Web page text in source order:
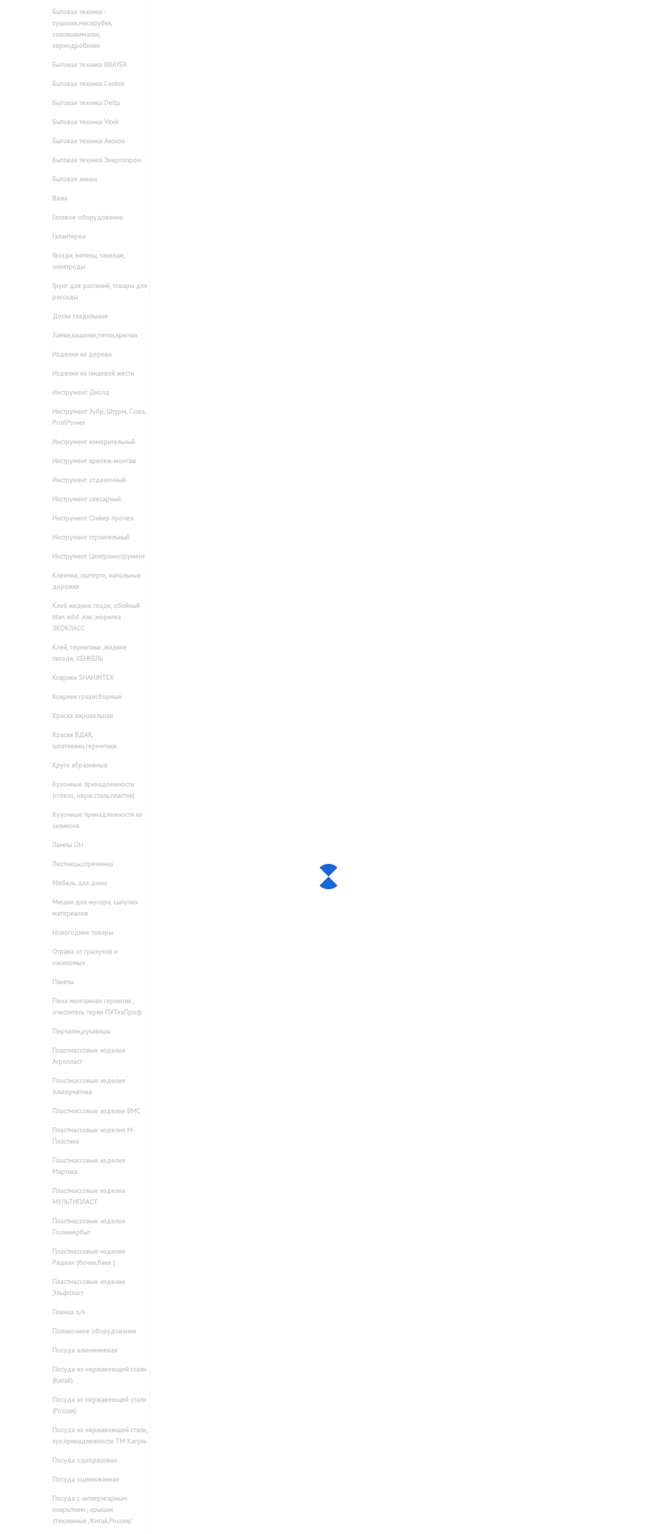
Бытовая техника :
сушилки,мясорубки,
соковыжималки,
зернодробилки
Бытовая техника BRAYER
Бытовая техника Centek
Бытовая техника Delta
Бытовая техника Vitek
Бытовая техника Аксион
Бытовая техника Энергопром
Бытовая химия
Вазы
Газовое оборудование
Галантерея
Гвозди, метизы, такелаж,
электроды
Грунт для растений, товары для
рассады
Доски гладильные
Замки,защелки,петли,крючки
Изделия из дерева
Изделия из пищевой жести
Инструмент Диолд
Инструмент Зубр, Штурм, Союз,
ProfiPower
Инструмент измерительный
Инструмент крепеж-монтаж
Инструмент отделочный
Инструмент слесарный
Инструмент Стайер прочее
Инструмент строительный
Инструмент Центроинструмент
Клеенка, скатерти, напольные
дорожки
Клей жидкие гозди, обойный
titan wild .лак ,морилка
ЭКОКЛАСС
Клей, герметики ,жидкие
гвозди, ХЕНКЕЛЬ
Коврики SHAHINTEX
Коврики грязесборные
Краска аэрозольная
Краски ВДАК,
шпатлевки,герметики
Круги абразивные
Кухонные принадлежности
(стекло, нерж.сталь,пластик)
Кухонные принадлежности из
силикона
Лампы ОН
Лестницы,стремянка
Мебель для дома
Мешки для мусора, сыпучих
материалов
Новогодние товары
Отрава от грызунов и
насекомых
Пакеты
Пена монтажная герметик ,
очиститель терки ПУТехПроф
Перчатки,рукавицы
Пластмассовые изделия
Агропласт
Пластмассовые изделия
Альтернатива
Пластмассовые изделия ВМС
Пластмассовые изделия М-
Пластика
Пластмассовые изделия
Мартика
Пластмассовые изделия
МУЛЬТИПЛАСТ
Пластмассовые изделия
Полимербыт
Пластмассовые изделия
Радиан (бочки,баки )
Пластмассовые изделия
Эльфпласт
Пленка п/э
Поливочное оборудование
Посуда алюминиевая
Посуда из нержавеющей стали
(Китай)
Посуда из нержавеющей стали
(Россия)
Посуда из нержавеющей стали,
кух.принадлежности ТМ Катунь
Посуда одноразовая
Посуда оцинкованная
Посуда с антипригарным
покрытием , крышки
стеклянные /Китай,Россия/